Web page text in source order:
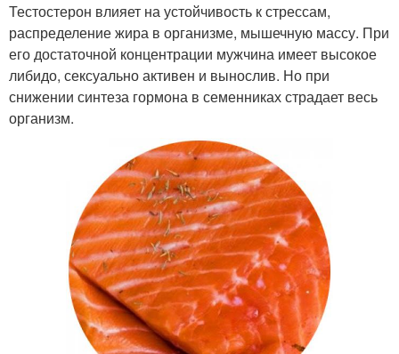
Тестостерон влияет на устойчивость к стрессам,
распределение жира в организме, мышечную массу. При
его достаточной концентрации мужчина имеет высокое
либидо, сексуально активен и вынослив. Но при
снижении синтеза гормона в семенниках страдает весь
организм.